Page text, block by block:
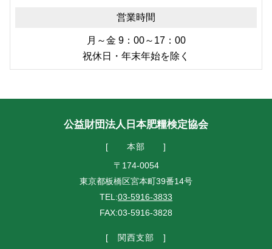
営業時間
月～金 9：00～17：00
祝休日・年末年始を除く
公益財団法人日本肥糧検定協会
本部
〒174-0054
東京都板橋区宮本町39番14号
TEL:03-5916-3833
FAX:03-5916-3828
関西支部